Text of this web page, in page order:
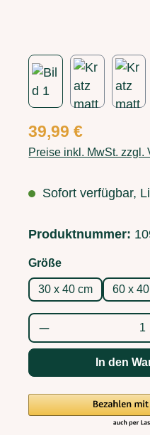
Regulärer Preis:
39,99 €
Preise inkl. MwSt. zzgl.
Sofort verfügbar,
Produktnummer:
Größeauswählen
30 x 40 cm 60 x
Produkt Anzahl:
In den